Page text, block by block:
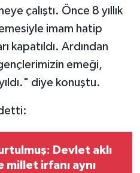
çalıştı. Önce 8 yıllık
imam hatip
kapatıldı. Ardından
emeği,
diye konuştu.
Devlet aklı
millet irfanı aynı